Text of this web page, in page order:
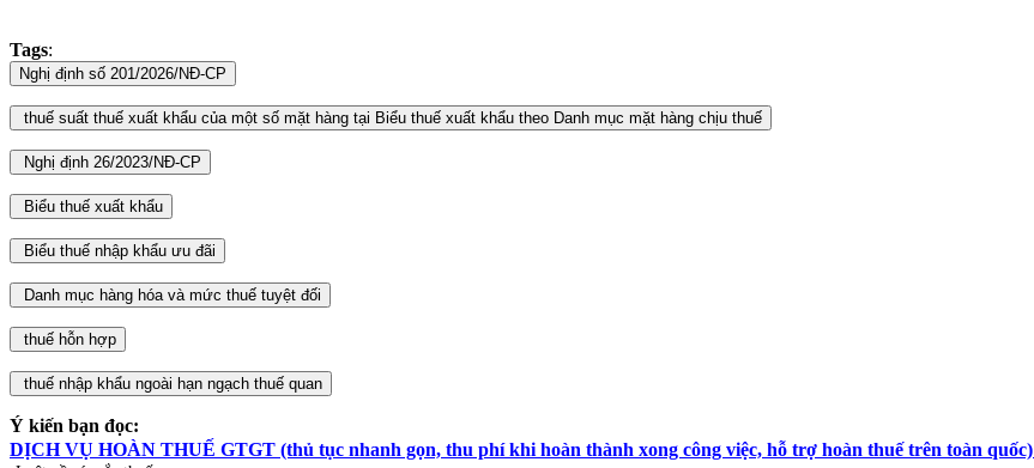
Tags:
Ý kiến bạn đọc:
DỊCH VỤ HOÀN THUẾ GTGT (thủ tục nhanh gọn, thu phí khi hoàn thành xong công việc, hỗ trợ hoàn thuế trên toàn quốc)